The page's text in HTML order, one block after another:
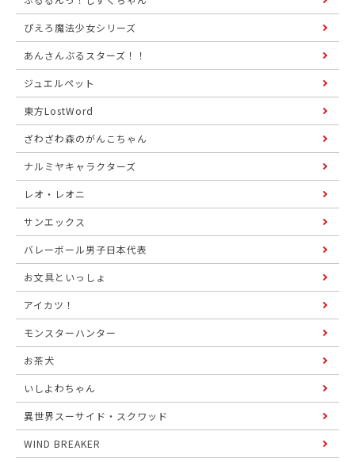
ぴえろ魔法少女シリーズ
あんさんぶるスターズ！！
ジュエルペット
東方LostWord
ざわざわ森のがんこちゃん
ナルミヤキャラクターズ
レオ・レオニ
サンエックス
バレーボール男子日本代表
お文具といっしょ
アイカツ！
モンスターハンター
お茶犬
いしよわちゃん
異世界スーサイド・スクワッド
WIND BREAKER